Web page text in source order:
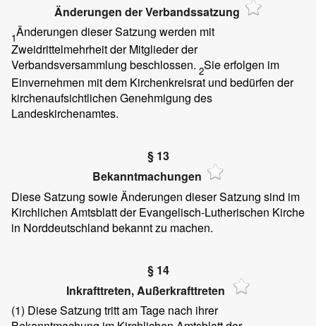
Änderungen der Verbandssatzung
1Änderungen dieser Satzung werden mit
Zweidrittelmehrheit der Mitglieder der
Verbandsversammlung beschlossen. 2Sie erfolgen im
Einvernehmen mit dem Kirchenkreisrat und bedürfen der
kirchenaufsichtlichen Genehmigung des
Landeskirchenamtes.
§ 13
Bekanntmachungen
Diese Satzung sowie Änderungen dieser Satzung sind im
Kirchlichen Amtsblatt der Evangelisch-Lutherischen Kirche
in Norddeutschland bekannt zu machen.
§ 14
Inkrafttreten, Außerkrafttreten
(1) Diese Satzung tritt am Tage nach ihrer